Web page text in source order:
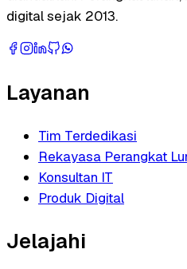
digital sejak 2013.
Layanan
Tim Terdedikasi
Rekayasa Perangkat
Konsultan IT
Produk Digital
Jelajahi